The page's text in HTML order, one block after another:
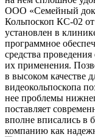
ООО «Семейный
Кольпоскоп КС-02
установлен в
программное
средства
их применения.
в высоком качестве
видеокольпоскопа
нее проблемы
поставляет
вполне вписались в
компанию как